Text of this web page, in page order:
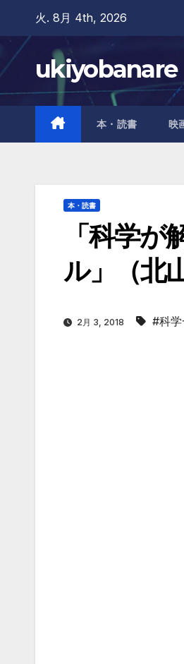
content
火. 8月 4th, 2026
ukiyobanare
本・読書 映
本・読書
「科学
ル」（北
2月 3, 2018 #科